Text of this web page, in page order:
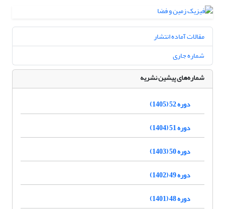
مقالات آماده انتشار
شماره جاری
شماره‌های پیشین نشریه
دوره 52 (1405)
دوره 51 (1404)
دوره 50 (1403)
دوره 49 (1402)
دوره 48 (1401)